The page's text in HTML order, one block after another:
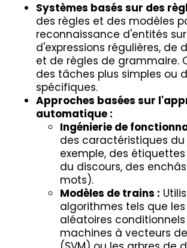
Systèmes basés sur des
des règles et des modèles
reconnaissance d'entités
d'expressions régulières, de
et de règles de grammaire.
des tâches plus simples ou
spécifiques.
Approches basées sur
automatique :
Ingénierie de
des caractéristiques
exemple, des
du discours, des
mots).
Modèles de trains :
algorithmes tels que
aléatoires conditionnels
machines à vecteurs